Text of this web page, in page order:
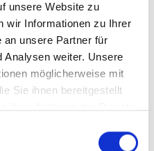
unsere Website zu
wir Informationen zu Ihrer
an unsere Partner für
Analysen weiter. Unsere
möglicherweise mit
Sie ihnen bereitgestellt